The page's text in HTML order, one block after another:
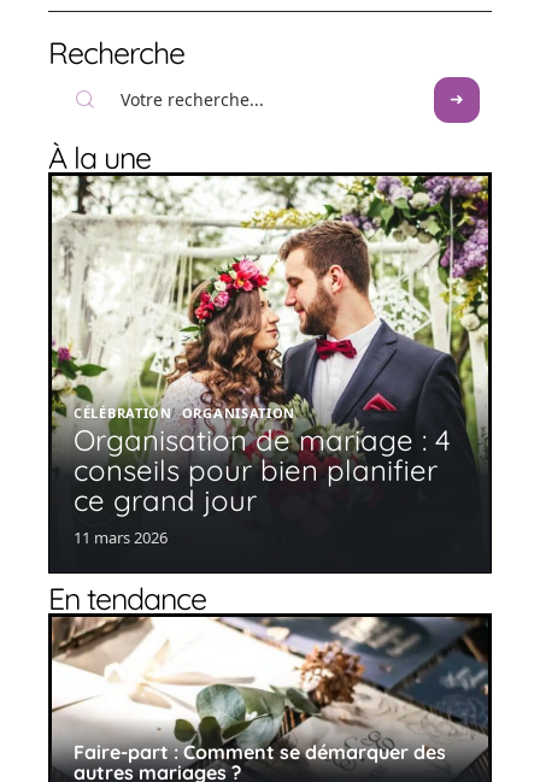
Recherche
À la une
CÉLÉBRATION ORGANISATION
Organisation de mariage : 4
conseils pour bien planifier
ce grand jour
11 mars 2026
En tendance
Faire-part : Comment se démarquer des
autres mariages ?